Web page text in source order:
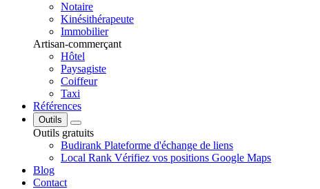
Notaire
Kinésithérapeute
Immobilier
Artisan-commerçant
Hôtel
Paysagiste
Coiffeur
Taxi
Références
Outils
Outils gratuits
Budirank Plateforme d'échange de liens
Local Rank Vérifiez vos positions Google Maps
Blog
Contact